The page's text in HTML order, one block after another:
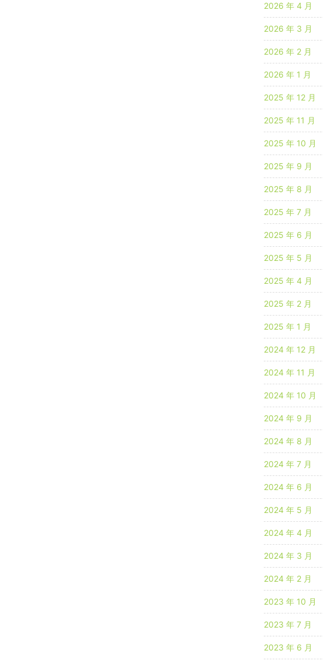
2026 年 4 月
2026 年 3 月
2026 年 2 月
2026 年 1 月
2025 年 12 月
2025 年 11 月
2025 年 10 月
2025 年 9 月
2025 年 8 月
2025 年 7 月
2025 年 6 月
2025 年 5 月
2025 年 4 月
2025 年 2 月
2025 年 1 月
2024 年 12 月
2024 年 11 月
2024 年 10 月
2024 年 9 月
2024 年 8 月
2024 年 7 月
2024 年 6 月
2024 年 5 月
2024 年 4 月
2024 年 3 月
2024 年 2 月
2023 年 10 月
2023 年 7 月
2023 年 6 月